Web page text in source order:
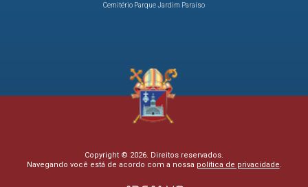
Cemitério Parque Jardim Paraíso
Copyright © 2026. Direitos reservados.
Navegando você está de acordo com a nossa política de privacidade.